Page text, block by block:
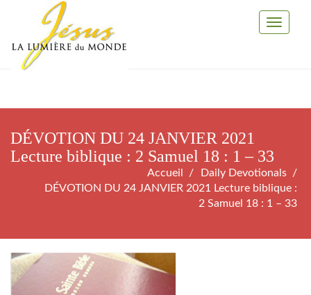
Toggle
DÉVOTION DU 24 JANVIER 2021
Lecture biblique : 2 Samuel 18 : 1 – 33
Accueil
Daily Devotionals
DÉVOTION DU 24 JANVIER 2021 Lecture biblique :
2 Samuel 18 : 1 – 33